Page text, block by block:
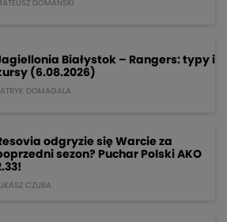
DOMANSKI
Białystok – Rangers: typy i
(6.08.2026)
DOMAGALA
odgryzie się Warcie za
sezon? Puchar Polski AKO
CZUBA